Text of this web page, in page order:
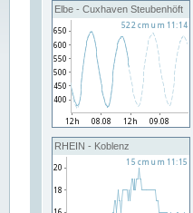
Elbe - Cuxhaven Steubenhöft
RHEIN - Koblenz